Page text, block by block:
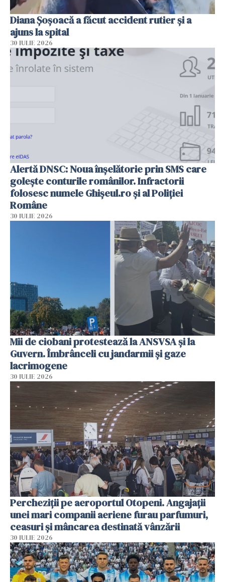
Diana Șoșoacă a făcut accident rutier și a
ajuns la spital
30 IULIE 2026
Alertă DNSC: Noua înșelătorie prin SMS care
golește conturile românilor. Infractorii
folosesc numele Ghișeul.ro și al Poliției
Române
30 IULIE 2026
Mii de ciobani protestează la ANSVSA și la
Guvern. Îmbrânceli cu jandarmii și gaze
lacrimogene
30 IULIE 2026
Percheziții pe aeroportul Otopeni. Angajații
unei mari companii aeriene furau parfumuri,
ceasuri și mâncarea destinată vânzării
30 IULIE 2026